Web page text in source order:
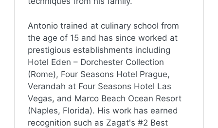
Antonio trained at culinary school from
the age of 15 and has since worked at
prestigious establishments including
Hotel Eden – Dorchester Collection
(Rome), Four Seasons Hotel Prague,
Verandah at Four Seasons Hotel Las
Vegas, and Marco Beach Ocean Resort
(Naples, Florida). His work has earned
recognition such as Zagat's #2 Best